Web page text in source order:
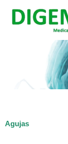
Agujas